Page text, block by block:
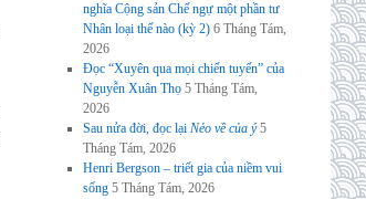
nghĩa Cộng sản Chế ngự một phần tư
Nhân loại thế nào (kỳ 2) 6 Tháng Tám,
2026
Đọc “Xuyên qua mọi chiến tuyến” của
Nguyễn Xuân Thọ 5 Tháng Tám,
2026
Sau nửa đời, đọc lại Nẻo về của ý 5
Tháng Tám, 2026
Henri Bergson – triết gia của niềm vui
sống 5 Tháng Tám, 2026